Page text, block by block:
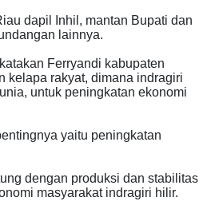
dapil Inhil, mantan Bupati dan
lainnya.
Ferryandi kabupaten
kelapa rakyat, dimana indragiri
untuk peningkatan ekonomi
yaitu peningkatan
dengan produksi dan stabilitas
masyarakat indragiri hilir.